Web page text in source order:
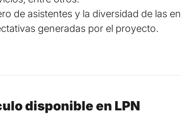
de asistentes y la diversidad de las
generadas por el proyecto.
disponible en LPN